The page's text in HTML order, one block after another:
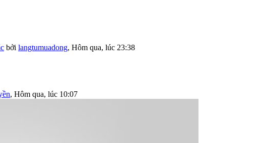
bởi langtumuadong, Hôm qua, lúc 23:38
, Hôm qua, lúc 10:07